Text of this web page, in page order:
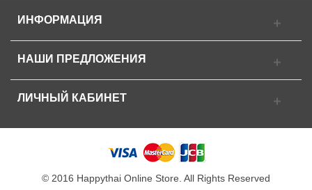
ИНФОРМАЦИЯ
НАШИ ПРЕДЛОЖЕНИЯ
ЛИЧНЫЙ КАБИНЕТ
© 2016 Happythai Online Store. All Rights Reserved